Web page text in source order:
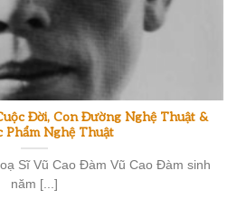
Đời, Con Đường Nghệ Thuật &
Phẩm Nghệ Thuật
Sĩ Vũ Cao Đàm Vũ Cao Đàm sinh
năm [...]